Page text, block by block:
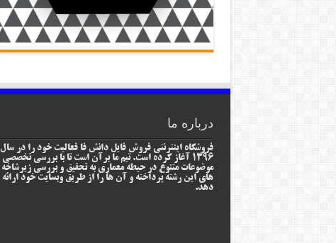
درباره ما
فروشگاه اینترنتی فروش فایل دانش فا فعالیت خود را در سال
1396 آغاز کرده است. تیم ما برآن است تا با بررسی تخصصی
موضوعات متنوع در حیطه معماری به تحقیق و بررسی زیرشاخه
های این رشته پرداخته و آن ها را از طریق وبسایت خود ارائه
دهد.